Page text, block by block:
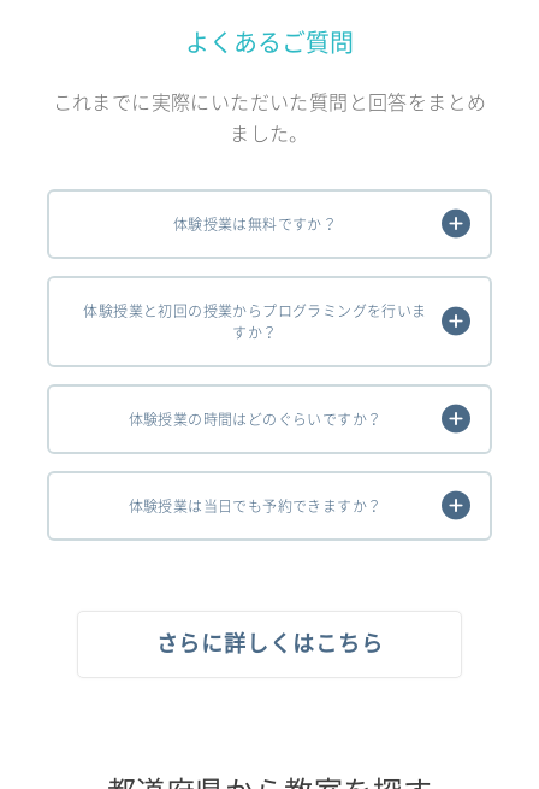
よくあるご質問
これまでに実際にいただいた質問と回答をまとめ
ました。
体験授業は無料ですか？
体験授業と初回の授業からプログラミングを行いま
すか？
体験授業の時間はどのぐらいですか？
体験授業は当日でも予約できますか？
さらに詳しくはこちら